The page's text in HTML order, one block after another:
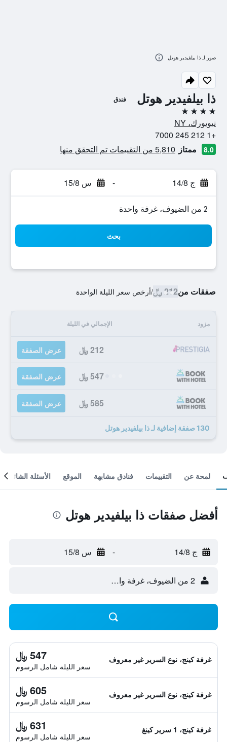
ذا بيلفيدير هوتل فندق
4 نجوم
نيويورك، NY
+1 212 245 7000
8.0 ممتاز 5,810 من التقييمات تم التحقق منها
ج 14/8 - س 15/8
2 من الضيوف، غرفة واحدة
بحث
صفقات من212 ﷼ /أرخص سعر الليلة الواحدة
مزود الإجمالي في الليلة
212 ﷼ عرض الصفقة
547 ﷼ عرض الصفقة
585 ﷼ عرض الصفقة
130 صفقة إضافية لـ ذا بيلفيدير هوتل
صور لـ ذا بيلفيدير هوتل
لمحة عن التقييمات فنادق مشابهة الموقع الأسئلة الشائعة
أفضل صفقات ذا بيلفيدير هوتل
ج 14/8 - س 15/8
2 من الضيوف، غرفة واحدة
غرفة كينج، نوع السرير غير معروف 547 ﷼
سعر الليلة شامل الرسوم
غرفة كينج، نوع السرير غير معروف 605 ﷼
سعر الليلة شامل الرسوم
غرفة كينج، 1 سرير كينغ 631 ﷼
سعر الليلة شامل الرسوم